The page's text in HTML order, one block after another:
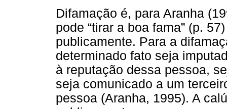
Difamação é, para Aranha
pode “tirar a boa fama” (p.
publicamente. Para a
determinado fato seja
à reputação dessa pessoa,
seja comunicado a um
pessoa (Aranha, 1995). A